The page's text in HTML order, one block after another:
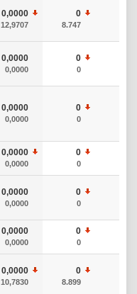
0,0000
12,9707
0
8.747
0,0000
0,0000
0
0
0,0000
0,0000
0
0
0,0000
0,0000
0
0
0,0000
0,0000
0
0
0,0000
0,0000
0
0
0,0000
10,7830
0
8.899